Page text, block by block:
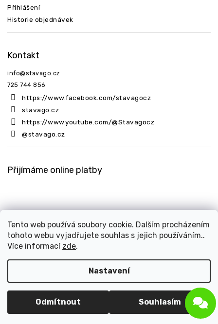
Tento web používá soubory cookie. Dalším procházením
tohoto webu vyjadřujete souhlas s jejich používáním..
Více informací zde.
Nastavení
Odmítnout Souhlasím
Přihlášení
Historie objednávek
Kontakt
info@stavago.cz
725 744 856
https://www.facebook.com/stavagocz
stavago.cz
https://www.youtube.com/@Stavagocz
@stavago.cz
Přijímáme online platby
Copyright 2026
| Platforma